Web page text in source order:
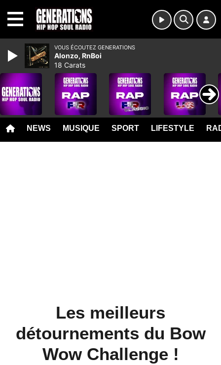
NEWS MUSIQUE SPORT LIFESTYLE
Les meilleurs
détournements du Bow
Wow Challenge !
VOUS ÉCOUTEZ GENERATIONS
Alonzo, RnBoi
18 Carats